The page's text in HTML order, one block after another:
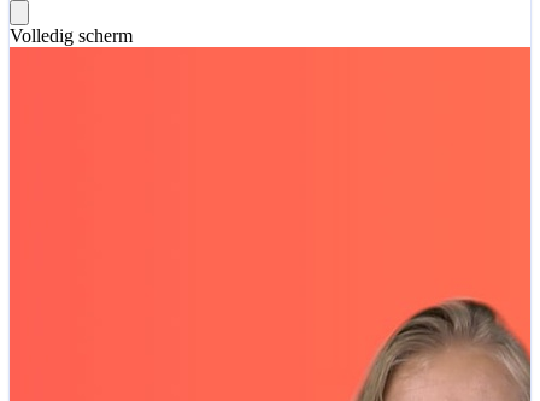
Volledig scherm